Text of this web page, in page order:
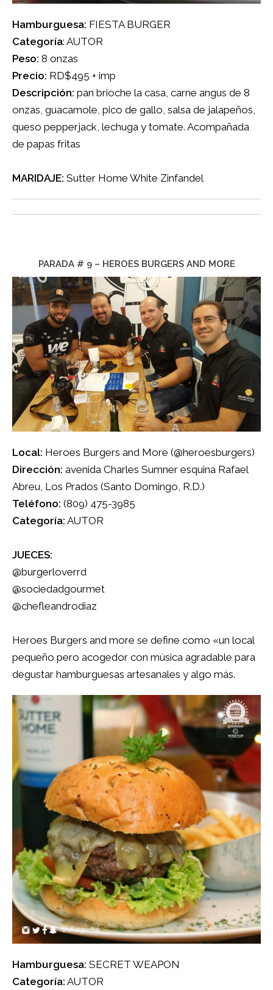
Hamburguesa: FIESTA BURGER
Categoría: AUTOR
Peso: 8 onzas
Precio: RD$495 + imp
Descripción: pan brioche la casa, carne angus de 8
onzas, guacamole, pico de gallo, salsa de jalapeños,
queso pepperjack, lechuga y tomate. Acompañada
de papas fritas
MARIDAJE: Sutter Home White Zinfandel
PARADA # 9 – HEROES BURGERS AND MORE
Local: Heroes Burgers and More (@heroesburgers)
Dirección: avenida Charles Sumner esquina Rafael
Abreu, Los Prados (Santo Domingo, R.D.)
Teléfono: (809) 475-3985
Categoría: AUTOR
JUECES:
@burgerloverrd
@sociedadgourmet
@chefleandrodiaz
Heroes Burgers and more se define como «un local
pequeño pero acogedor con música agradable para
degustar hamburguesas artesanales y algo más.
Hamburguesa: SECRET WEAPON
Categoría: AUTOR